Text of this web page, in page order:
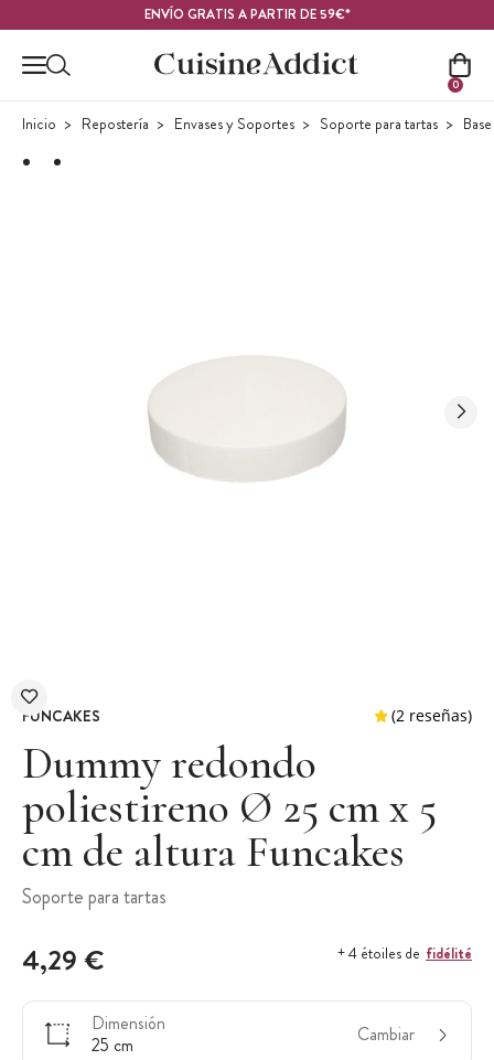
ENVÍO GRATIS A PARTIR DE 59€*
0
Inicio Repostería Envases y Soportes Soporte para tartas
FUNCAKES
Dummy redondo
poliestireno Ø 25 cm x 5
cm de altura Funcakes
Soporte para tartas
4,29 € + 4 étoiles de fidélité
Dimensión
25 cm
Cambiar